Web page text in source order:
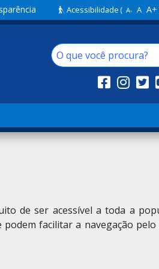
Acessibilidade( A- A A+
de ser acessível a toda a
podem facilitar a navegação